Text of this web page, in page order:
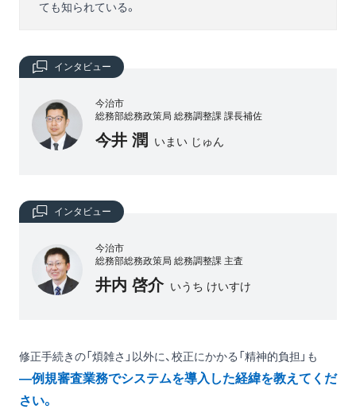
ても知られている。
インタビュー
今治市
総務部総務政策局 総務調整課 課長補佐
今井 潤 いまい じゅん
インタビュー
今治市
総務部総務政策局 総務調整課 主査
井内 啓介 いうち けいすけ
修正手続きの「煩雑さ」以外に、校正にかかる「精神的負担」も
―例規審査業務でシステムを導入した経緯を教えてくだ
さい。